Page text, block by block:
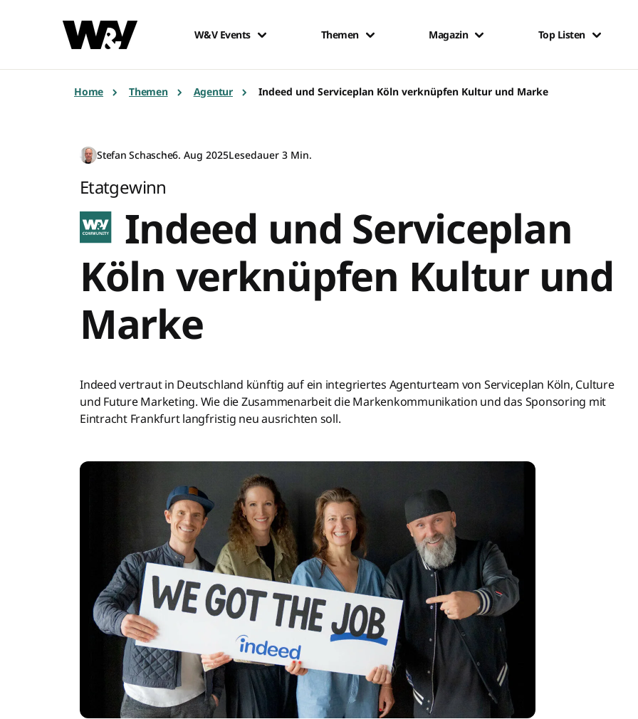
W&V Events Themen Magazin Top Listen
Home Themen Agentur Indeed und Serviceplan Köln verknüpfen Kultur und Marke
Stefan Schasche6. Aug 2025Lesedauer 3 Min.
Etatgewinn
Indeed und Serviceplan
Köln verknüpfen Kultur und
Marke
Indeed vertraut in Deutschland künftig auf ein integriertes Agenturteam von Serviceplan Köln, Culture
und Future Marketing. Wie die Zusammenarbeit die Markenkommunikation und das Sponsoring mit
Eintracht Frankfurt langfristig neu ausrichten soll.